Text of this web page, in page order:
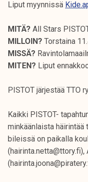
Liput myynnissä
MITÄ? All Stars
MILLOIN? Torstaina
MISSÄ?
MITEN? Liput
PISTOT järjestää TTO
Kaikki PISTOT-
minkäänlaista häirintää
bileissä on paikalla